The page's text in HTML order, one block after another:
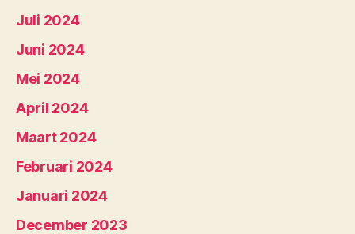
Juli 2024
Juni 2024
Mei 2024
April 2024
Maart 2024
Februari 2024
Januari 2024
December 2023